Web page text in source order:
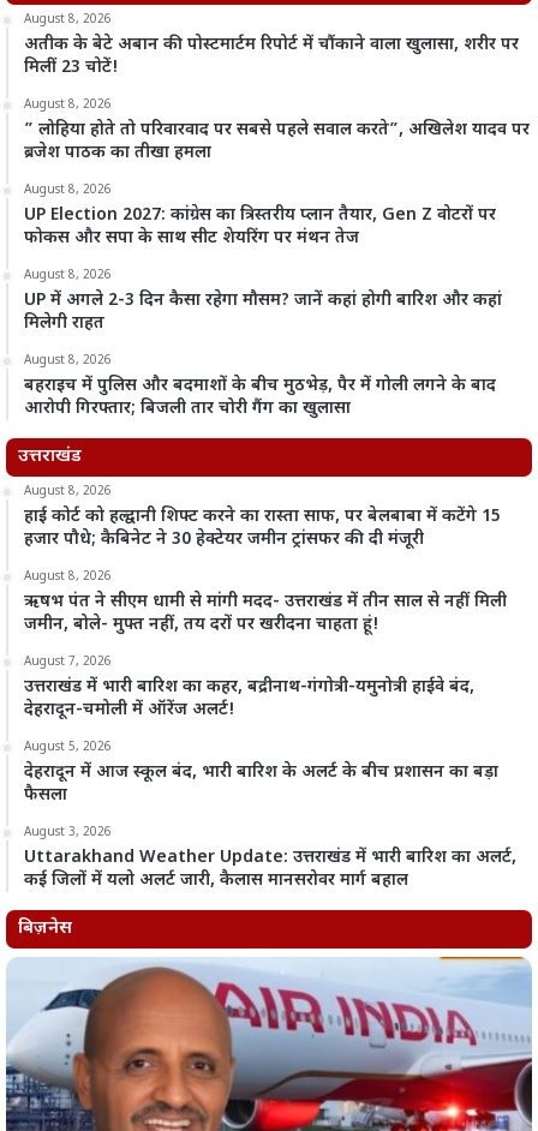
August 8, 2026
अतीक के बेटे अबान की पोस्टमार्टम रिपोर्ट में चौंकाने वाला खुलासा, शरीर पर
मिलीं 23 चोटें!
August 8, 2026
” लोहिया होते तो परिवारवाद पर सबसे पहले सवाल करते”, अखिलेश यादव पर
ब्रजेश पाठक का तीखा हमला
August 8, 2026
UP Election 2027: कांग्रेस का त्रिस्तरीय प्लान तैयार, Gen Z वोटरों पर
फोकस और सपा के साथ सीट शेयरिंग पर मंथन तेज
August 8, 2026
UP में अगले 2-3 दिन कैसा रहेगा मौसम? जानें कहां होगी बारिश और कहां
मिलेगी राहत
August 8, 2026
बहराइच में पुलिस और बदमाशों के बीच मुठभेड़, पैर में गोली लगने के बाद
आरोपी गिरफ्तार; बिजली तार चोरी गैंग का खुलासा
उत्तराखंड
August 8, 2026
हाई कोर्ट को हल्द्वानी शिफ्ट करने का रास्ता साफ, पर बेलबाबा में कटेंगे 15
हजार पौधे; कैबिनेट ने 30 हेक्टेयर जमीन ट्रांसफर की दी मंजूरी
August 8, 2026
ऋषभ पंत ने सीएम धामी से मांगी मदद- उत्तराखंड में तीन साल से नहीं मिली
जमीन, बोले- मुफ्त नहीं, तय दरों पर खरीदना चाहता हूं!
August 7, 2026
उत्तराखंड में भारी बारिश का कहर, बद्रीनाथ-गंगोत्री-यमुनोत्री हाईवे बंद,
देहरादून-चमोली में ऑरेंज अलर्ट!
August 5, 2026
देहरादून में आज स्कूल बंद, भारी बारिश के अलर्ट के बीच प्रशासन का बड़ा
फैसला
August 3, 2026
Uttarakhand Weather Update: उत्तराखंड में भारी बारिश का अलर्ट,
कई जिलों में यलो अलर्ट जारी, कैलास मानसरोवर मार्ग बहाल
बिज़नेस